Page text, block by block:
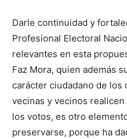
Darle continuidad y
Profesional Electoral
relevantes en esta
Faz Mora, quien además
carácter ciudadano de los
vecinas y vecinos
los votos, es otro
preservarse, porque ha